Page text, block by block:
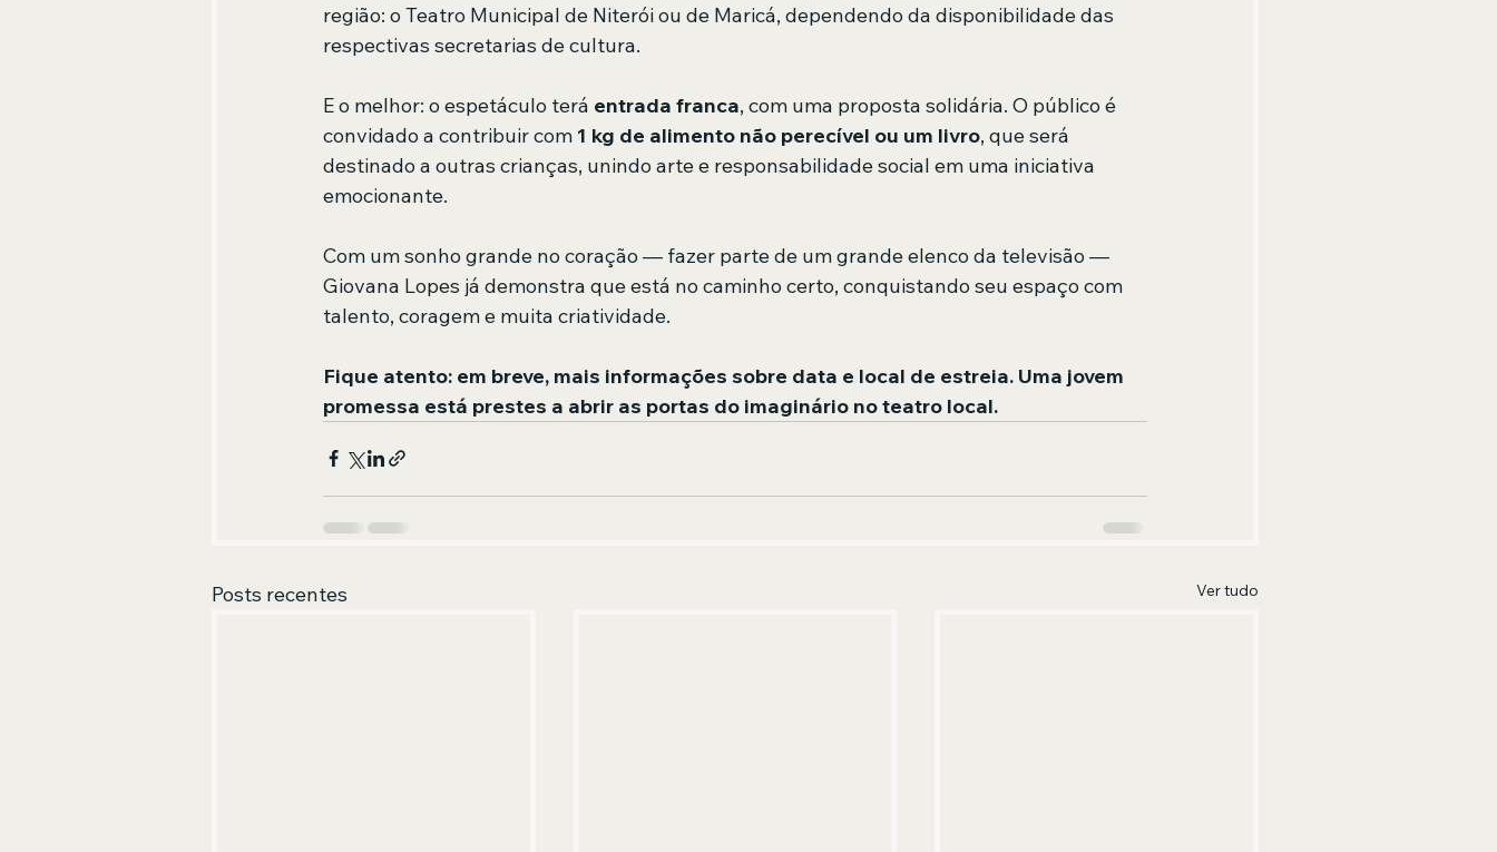
região: o Teatro Municipal de Niterói ou de Maricá, dependendo da disponibilidade das
respectivas secretarias de cultura.
E o melhor: o espetáculo terá entrada franca, com uma proposta solidária. O público é
convidado a contribuir com 1 kg de alimento não perecível ou um livro, que será
destinado a outras crianças, unindo arte e responsabilidade social em uma iniciativa
emocionante.
Com um sonho grande no coração — fazer parte de um grande elenco da televisão —
Giovana Lopes já demonstra que está no caminho certo, conquistando seu espaço com
talento, coragem e muita criatividade.
Fique atento: em breve, mais informações sobre data e local de estreia. Uma jovem
promessa está prestes a abrir as portas do imaginário no teatro local.
Posts recentes Ver tudo